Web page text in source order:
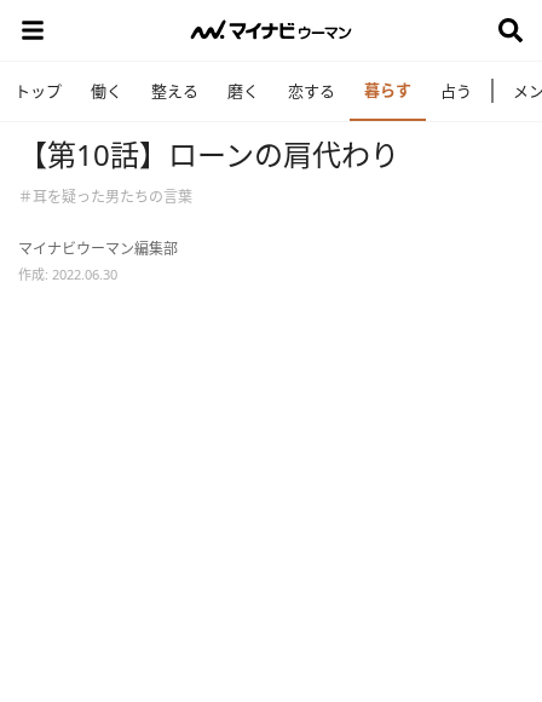
トップ 働く 整える 磨く 恋する 暮らす 占う メ
【第10話】ローンの肩代わり
＃耳を疑った男たちの言葉
マイナビウーマン編集部
作成: 2022.06.30